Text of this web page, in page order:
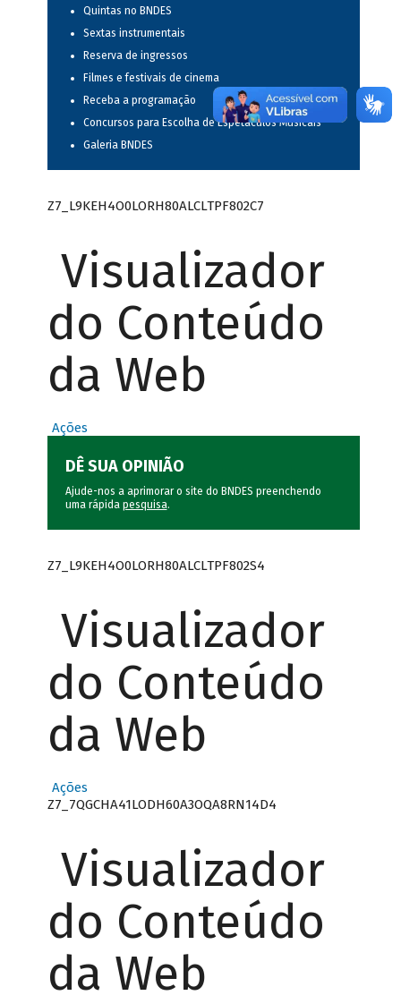
Quintas no BNDES
Sextas instrumentais
Reserva de ingressos
Filmes e festivais de cinema
Receba a programação
Concursos para Escolha de Espetáculos Musicais
Galeria BNDES
Z7_L9KEH4O0LORH80ALCLTPF802C7
Visualizador
do Conteúdo
da Web
Ações
DÊ SUA OPINIÃO
Ajude-nos a aprimorar o site do BNDES preenchendo
uma rápida pesquisa.
Z7_L9KEH4O0LORH80ALCLTPF802S4
Visualizador
do Conteúdo
da Web
Ações
Z7_7QGCHA41LODH60A3OQA8RN14D4
Visualizador
do Conteúdo
da Web